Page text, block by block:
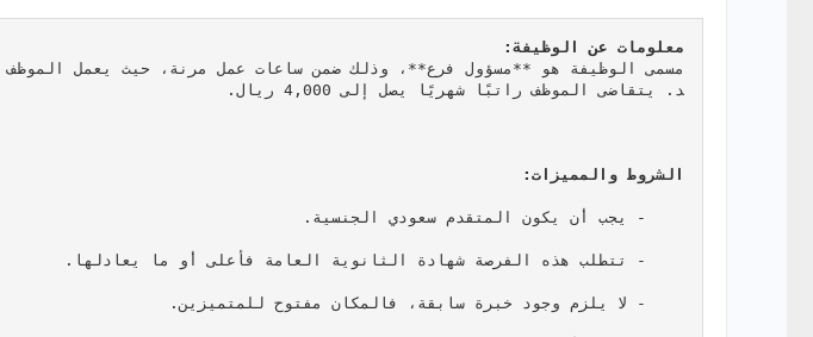
معلومات عن الوظيفة:
د. يتقاضى الموظف راتبًا شهريًا يصل إلى 4,000 ريال.
الشروط والمميزات: